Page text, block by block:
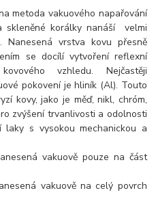
metoda vakuového napařování
skleněné korálky nanáší velmi
Nanesená vrstva kovu přesně
se docílí vytvoření reflexní
vzhledu. Nejčastěji
pokovení je hliník (Al). Touto
kovy, jako je měď, nikl, chróm,
zvýšení trvanlivosti a odolnosti
laky s vysokou mechanickou a
vakuově pouze na část
vakuově na celý povrch